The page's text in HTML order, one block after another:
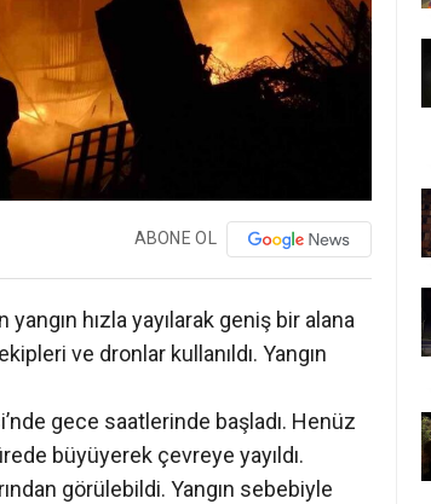
ABONE OL
hızla yayılarak geniş bir alana
ve dronlar kullanıldı. Yangın
gece saatlerinde başladı. Henüz
büyüyerek çevreye yayıldı.
görülebildi. Yangın sebebiyle